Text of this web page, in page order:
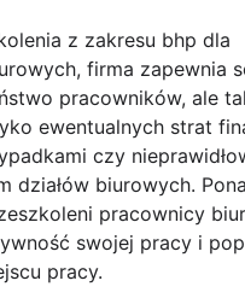
z zakresu bhp dla
firma zapewnia
pracowników, ale
ewentualnych strat
czy
działów biurowych.
pracownicy
swojej pracy i
pracy.